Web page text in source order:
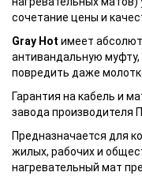
сочетание цены и
Gray Hot имеет
антивандальную
повредить даже
Гарантия на кабель и
завода производителя
Предназначается для
жилых, рабочих и
нагревательный мат